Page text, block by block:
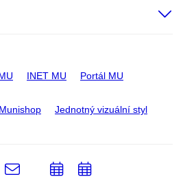
INET MU Portál MU
Munishop Jednotný vizuální styl
e-
PřidatPřidat